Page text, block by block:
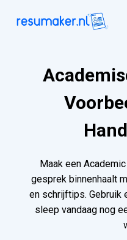
Maak een
gesprek binnenhaalt
en schrijftips. Gebruik
sleep vandaag nog